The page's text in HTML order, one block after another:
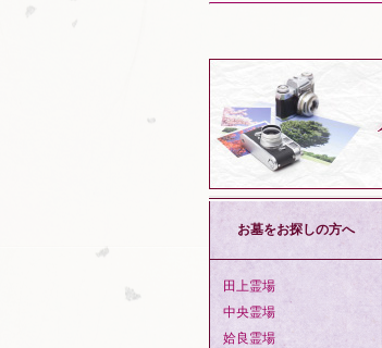
お墓をお探しの方へ
田上霊場
中央霊場
姶良霊場